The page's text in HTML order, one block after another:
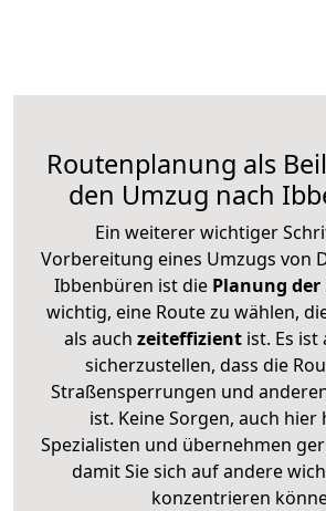
Routenplanung als
den Umzug nach
Ein weiterer wichtiger
Vorbereitung eines Umzugs von
Ibbenbüren ist diePlanung der
wichtig, eine Route zu wählen,
als auch zeiteffizientist. Es ist
sicherzustellen, dass die
Straßensperrungen und
ist. Keine Sorgen, auch hier
Spezialisten und übernehmen
damit Sie sich auf andere
konzentrieren